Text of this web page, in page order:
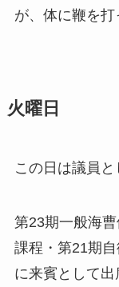
が、体に鞭を打
火曜日
この日は議員と
第23期一般海
課程・第21期
に来賓として出